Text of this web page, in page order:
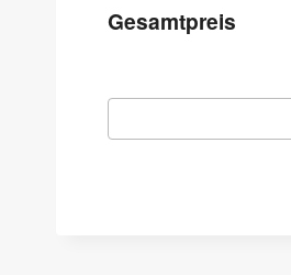
Gesamtpreis